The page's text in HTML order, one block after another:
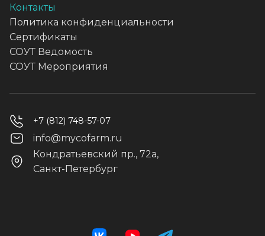
+7 (812) 748-57-07
info@mycofarm.ru
Кондратьевский пр., 72а,
Санкт-Петербург
Контакты
Политика конфиденциальности
Сертификаты
СОУТ Ведомость
СОУТ Мероприятия